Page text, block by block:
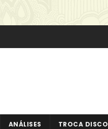
ANÁLISES TROCA DISCO